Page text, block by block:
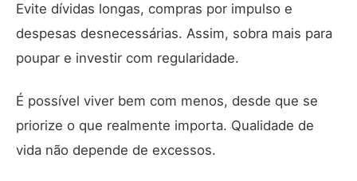
Evite dívidas longas, compras por impulso e
despesas desnecessárias. Assim, sobra mais para
poupar e investir com regularidade.
É possível viver bem com menos, desde que se
priorize o que realmente importa. Qualidade de
vida não depende de excessos.